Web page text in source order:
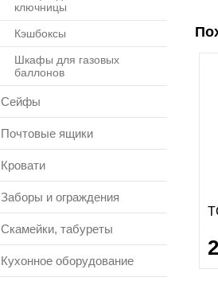
ключницы
Кэшбоксы
Шкафы для газовых
баллонов
Сейфы
Почтовые ящики
Кровати
Заборы и ограждения
Скамейки, табуреты
Кухонное оборудование